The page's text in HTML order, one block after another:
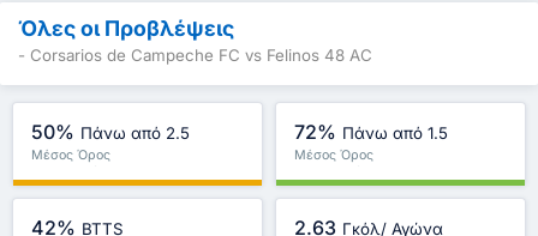
Όλες οι Προβλέψεις
- Corsarios de Campeche FC vs Felinos 48 AC
50% Πάνω από 2.5
Μέσος Όρος
72% Πάνω από 1.5
Μέσος Όρος
42% BTTS 2.63 Γκόλ/ Αγώνα